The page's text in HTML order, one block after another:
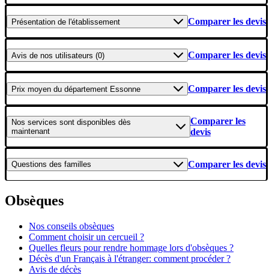
Présentation de l'établissement Comparer les devis
Avis de nos utilisateurs (0) Comparer les devis
Prix moyen du département Essonne Comparer les devis
Nos services sont disponibles dès
maintenant
Comparer les
devis
Questions des familles Comparer les devis
Obsèques
Nos conseils obsèques
Comment choisir un cercueil ?
Quelles fleurs pour rendre hommage lors d'obsèques ?
Décès d'un Français à l'étranger: comment procéder ?
Avis de décès